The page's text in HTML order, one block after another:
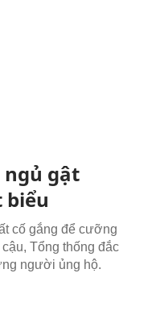
ngủ gật
biểu
cố gắng để cưỡng
Tổng thống đắc
người ủng hộ.